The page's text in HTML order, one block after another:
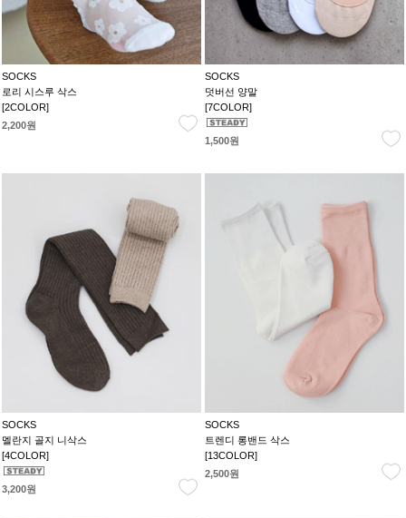
SOCKS
로리 시스루 삭스
[2COLOR]
2,200원
SOCKS
덧버선 양말
[7COLOR]
1,500원
SOCKS
멜란지 골지 니삭스
[4COLOR]
3,200원
SOCKS
트렌디 롱밴드 삭스
[13COLOR]
2,500원